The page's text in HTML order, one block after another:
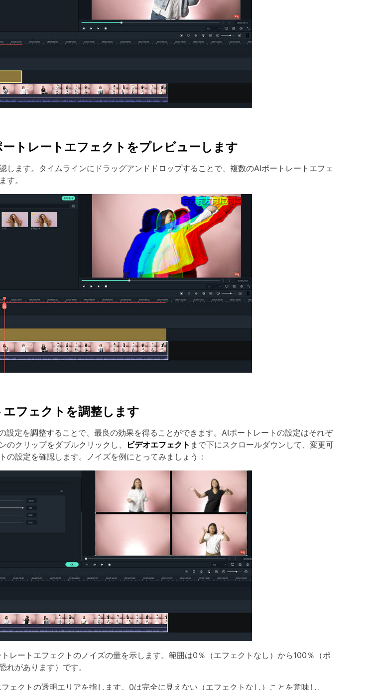
トレートエフェクトをプレビューします
します。タイムラインにドラッグアンドドロップすることで、複数のAIポートレートエフェ
す。
フェクトを調整します
設定を調整することで、最良の効果を得ることができます。AIポートレートの設定はそれぞ
のクリップをダブルクリックし、
ビデオエフェクト まで下にスクロールダウンして、変更可
の設定を確認します。ノイズを例にとってみましょう：
レートエフェクトのノイズの量を示します。範囲は0％（エフェクトなし）から100％（ポ
れがあります）です。
ェクトの透明エリアを指します。0は完全に見えない（エフェクトなし）ことを意味し、